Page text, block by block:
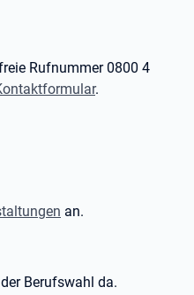
Rufnummer 0800 4
.
an.
Berufswahl da.